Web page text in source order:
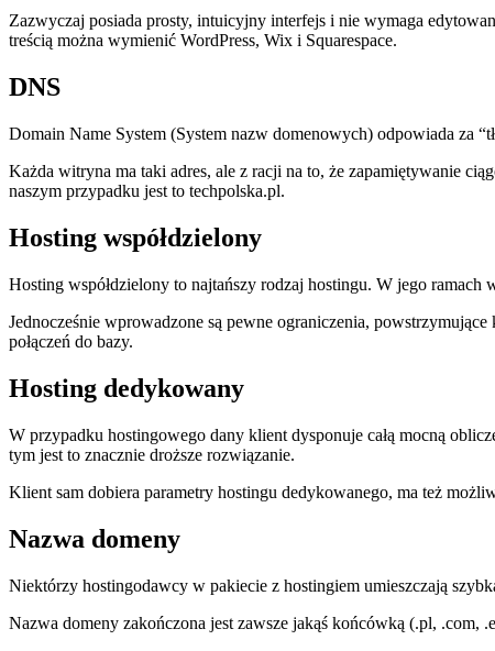
Zazwyczaj posiada prosty, intuicyjny interfejs i nie wymaga
treścią można wymienić WordPress, Wix i Squarespace.
DNS
Domain Name System (System nazw domenowych) odpowiada za
Każda witryna ma taki adres, ale z racji na to, że zapamiętywanie
naszym przypadku jest to techpolska.pl.
Hosting współdzielony
Hosting współdzielony to najtańszy rodzaj hostingu. W jego
Jednocześnie wprowadzone są pewne ograniczenia,
połączeń do bazy.
Hosting dedykowany
W przypadku hostingowego dany klient dysponuje całą mocną
tym jest to znacznie droższe rozwiązanie.
Klient sam dobiera parametry hostingu dedykowanego, ma też
Nazwa domeny
Niektórzy hostingodawcy w pakiecie z hostingiem umieszczają
Nazwa domeny zakończona jest zawsze jakąś końcówką (.pl,